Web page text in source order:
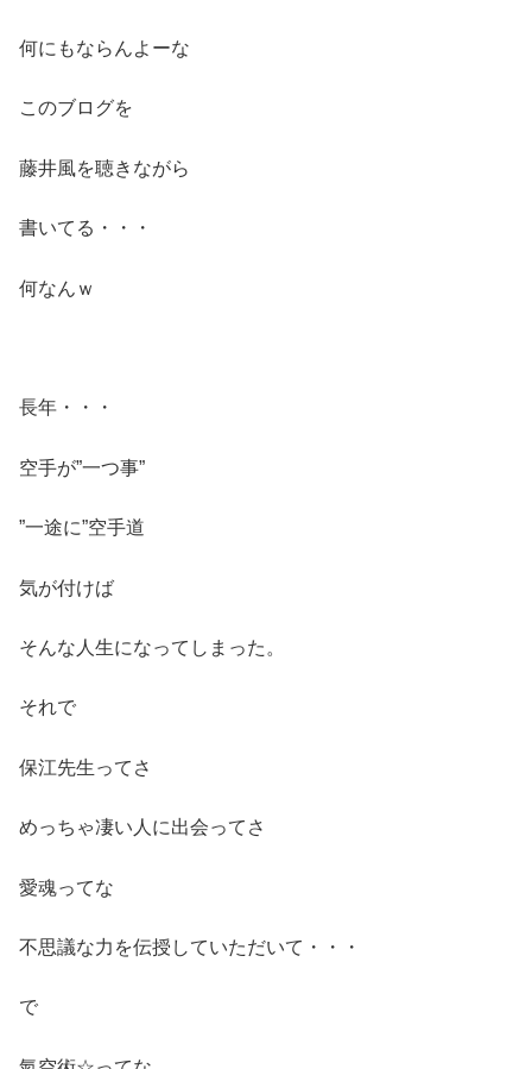
何にもならんよーな
このブログを
藤井風を聴きながら
書いてる・・・
何なんｗ
長年・・・
空手が”一つ事”
”一途に”空手道
気が付けば
そんな人生になってしまった。
それで
保江先生ってさ
めっちゃ凄い人に出会ってさ
愛魂ってな
不思議な力を伝授していただいて・・・
で